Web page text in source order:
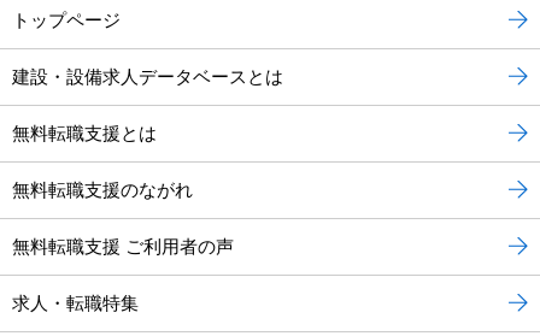
トップページ
建設・設備求人データベースとは
無料転職支援とは
無料転職支援のながれ
無料転職支援 ご利用者の声
求人・転職特集